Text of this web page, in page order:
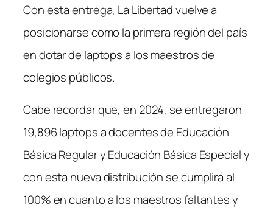
Con esta entrega, La Libertad vuelve a
posicionarse como la primera región del país
en dotar de laptops a los maestros de
colegios públicos.
Cabe recordar que, en 2024, se entregaron
19,896 laptops a docentes de Educación
Básica Regular y Educación Básica Especial y
con esta nueva distribución se cumplirá al
100% en cuanto a los maestros faltantes y